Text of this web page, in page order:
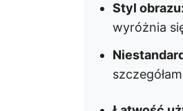
Styl obrazu:
wyróżnia